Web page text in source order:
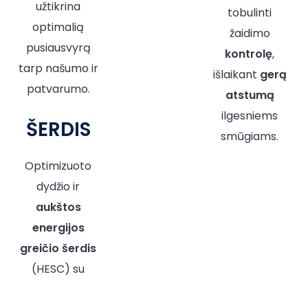
užtikrina
optimalią
pusiausvyrą
tarp našumo ir
patvarumo.
ŠERDIS
Optimizuoto
dydžio ir
aukštos
energijos
greičio šerdis
(HESC) su
tobulinti
žaidimo
kontrolę,
išlaikant gerą
atstumą
ilgesniems
smūgiams.